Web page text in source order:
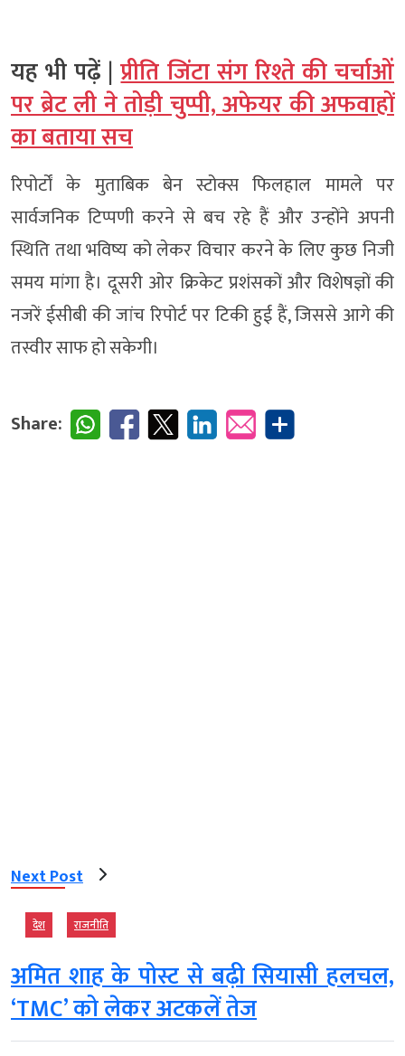
यह भी पढ़ें |प्रीति जिंटा संग रिश्ते की चर्चाओं
पर ब्रेट ली ने तोड़ी चुप्पी, अफेयर की अफवाहों
का बताया सच
रिपोर्टों के मुताबिक बेन स्टोक्स फिलहाल मामले पर
सार्वजनिक टिप्पणी करने से बच रहे हैं और उन्होंने अपनी
स्थिति तथा भविष्य को लेकर विचार करने के लिए कुछ निजी
समय मांगा है। दूसरी ओर क्रिकेट प्रशंसकों और विशेषज्ञों की
नजरें ईसीबी की जांच रिपोर्ट पर टिकी हुई हैं, जिससे आगे की
तस्वीर साफ हो सकेगी।
Share:
Next Post
देश राजनीति
अमित शाह के पोस्ट से बढ़ी सियासी हलचल,
‘TMC’ को लेकर अटकलें तेज